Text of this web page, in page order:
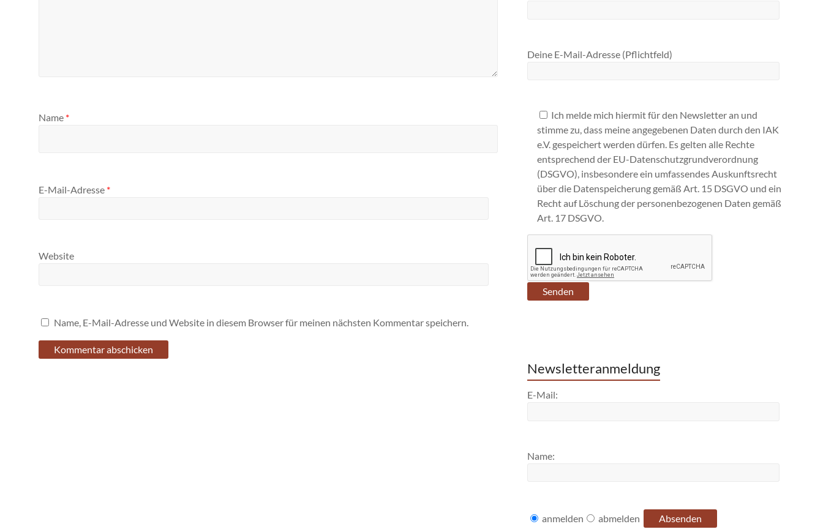
Name *
E-Mail-Adresse *
Website
Name, E-Mail-Adresse und Website in diesem Browser für meinen nächsten Kommentar speichern.
Deine E-Mail-Adresse (Pflichtfeld)
Ich melde mich hiermit für den Newsletter an und
stimme zu, dass meine angegebenen Daten durch den IAK
e.V. gespeichert werden dürfen. Es gelten alle Rechte
entsprechend der EU-Datenschutzgrundverordnung
(DSGVO), insbesondere ein umfassendes Auskunftsrecht
über die Datenspeicherung gemäß Art. 15 DSGVO und ein
Recht auf Löschung der personenbezogenen Daten gemäß
Art. 17 DSGVO.
Newsletteranmeldung
E-Mail:
Name:
anmelden abmelden